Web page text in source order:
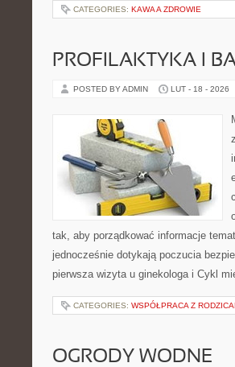
CATEGORIES: KAWA A ZDROWIE
PROFILAKTYKA I
POSTED BY ADMIN LUT - 18 - 2026
tak, aby porządkować informacje
jednocześnie dotykają poczucia
pierwsza wizyta u ginekologa i Cykl
CATEGORIES: WSPÓŁPRACA Z
OGRODY WODNE